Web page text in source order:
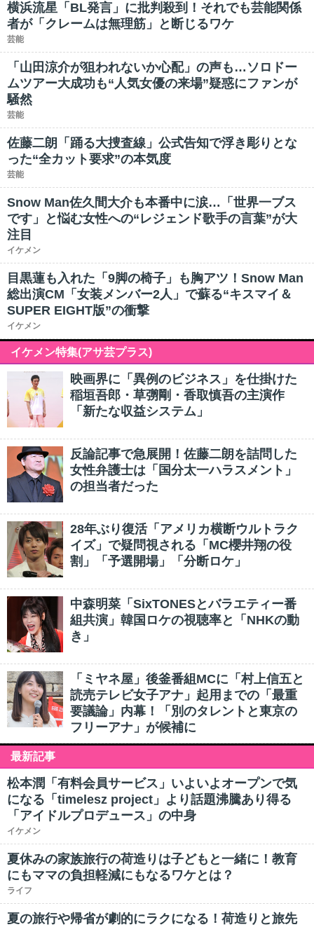
横浜流星「BL発言」に批判殺到！それでも芸能関係
者が「クレームは無理筋」と断じるワケ
芸能
「山田涼介が狙われないか心配」の声も…ソロドー
ムツアー大成功も“人気女優の来場”疑惑にファンが
騒然
芸能
佐藤二朗「踊る大捜査線」公式告知で浮き彫りとな
った“全カット要求”の本気度
芸能
Snow Man佐久間大介も本番中に涙…「世界一ブス
です」と悩む女性への“レジェンド歌手の言葉”が大
注目
イケメン
目黒蓮も入れた「9脚の椅子」も胸アツ！Snow Man
総出演CM「女装メンバー2人」で蘇る“キスマイ＆
SUPER EIGHT版”の衝撃
イケメン
イケメン特集(アサ芸プラス)
映画界に「異例のビジネス」を仕掛けた
稲垣吾郎・草彅剛・香取慎吾の主演作
「新たな収益システム」
反論記事で急展開！佐藤二朗を詰問した
女性弁護士は「国分太一ハラスメント」
の担当者だった
28年ぶり復活「アメリカ横断ウルトラク
イズ」で疑問視される「MC櫻井翔の役
割」「予選開場」「分断ロケ」
中森明菜「SixTONESとバラエティー番
組共演」韓国ロケの視聴率と「NHKの動
き」
「ミヤネ屋」後釜番組MCに「村上信五と
読売テレビ女子アナ」起用までの「最重
要議論」内幕！「別のタレントと東京の
フリーアナ」が候補に
最新記事
松本潤「有料会員サービス」いよいよオープンで気
になる「timelesz project」より話題沸騰あり得る
「アイドルプロデュース」の中身
イケメン
夏休みの家族旅行の荷造りは子どもと一緒に！教育
にもママの負担軽減にもなるワケとは？
ライフ
夏の旅行や帰省が劇的にラクになる！荷造りと旅先